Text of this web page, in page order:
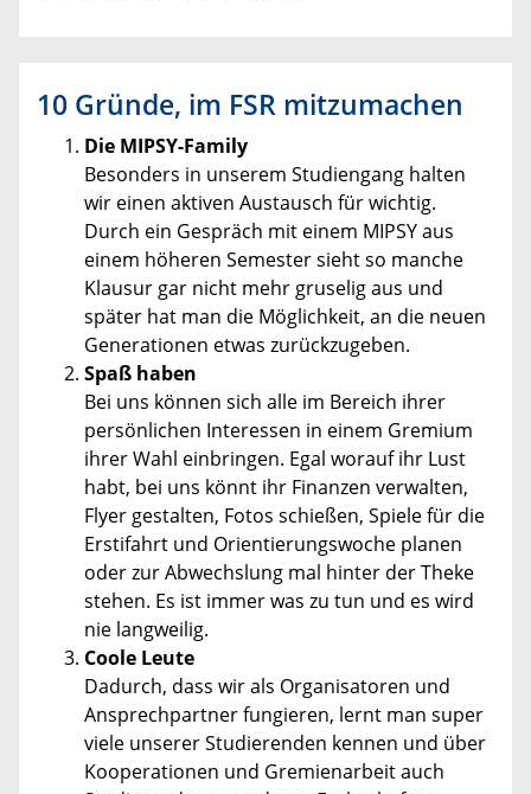
10 Gründe, im FSR mitzumachen
Die MIPSY-Family
Besonders in unserem Studiengang halten
wir einen aktiven Austausch für wichtig.
Durch ein Gespräch mit einem MIPSY aus
einem höheren Semester sieht so manche
Klausur gar nicht mehr gruselig aus und
später hat man die Möglichkeit, an die neuen
Generationen etwas zurückzugeben.
Spaß haben
Bei uns können sich alle im Bereich ihrer
persönlichen Interessen in einem Gremium
ihrer Wahl einbringen. Egal worauf ihr Lust
habt, bei uns könnt ihr Finanzen verwalten,
Flyer gestalten, Fotos schießen, Spiele für die
Erstifahrt und Orientierungswoche planen
oder zur Abwechslung mal hinter der Theke
stehen. Es ist immer was zu tun und es wird
nie langweilig.
Coole Leute
Dadurch, dass wir als Organisatoren und
Ansprechpartner fungieren, lernt man super
viele unserer Studierenden kennen und über
Kooperationen und Gremienarbeit auch